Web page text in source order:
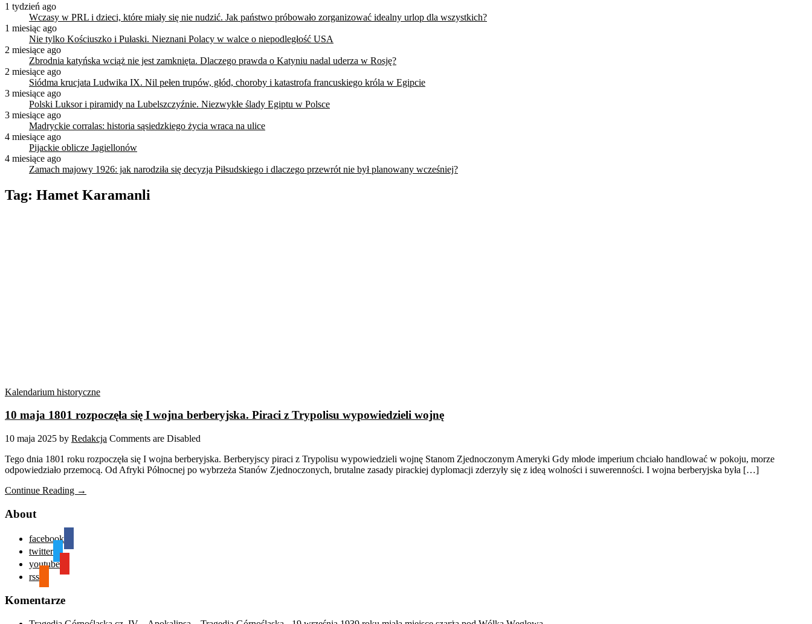
1 tydzień ago
Wczasy w PRL i dzieci, które miały się nie nudzić. Jak państwo próbowało zorganizować idealny urlop dla wszystkich?
1 miesiąc ago
Nie tylko Kościuszko i Pułaski. Nieznani Polacy w walce o niepodległość USA
2 miesiące ago
Zbrodnia katyńska wciąż nie jest zamknięta. Dlaczego prawda o Katyniu nadal uderza w Rosję?
2 miesiące ago
Siódma krucjata Ludwika IX. Nil pełen trupów, głód, choroby i katastrofa francuskiego króla w Egipcie
3 miesiące ago
Polski Luksor i piramidy na Lubelszczyźnie. Niezwykłe ślady Egiptu w Polsce
3 miesiące ago
Madryckie corralas: historia sąsiedzkiego życia wraca na ulice
4 miesiące ago
Pijackie oblicze Jagiellonów
4 miesiące ago
Zamach majowy 1926: jak narodziła się decyzja Piłsudskiego i dlaczego przewrót nie był planowany wcześniej?
Tag: Hamet Karamanli
Kalendarium historyczne
10 maja 1801 rozpoczęła się I wojna berberyjska. Piraci z Trypolisu wypowiedzieli wojnę
10 maja 2025 by Redakcja Comments are Disabled
Tego dnia 1801 roku rozpoczęła się I wojna berberyjska. Berberyjscy piraci z Trypolisu wypowiedzieli wojnę Stanom Zjednoczonym Ameryki Gdy młode imperium chciało handlować w pokoju, morze
odpowiedziało przemocą. Od Afryki Północnej po wybrzeża Stanów Zjednoczonych, brutalne zasady pirackiej dyplomacji zderzyły się z ideą wolności i suwerenności. I wojna berberyjska była […]
Continue Reading →
About
facebook
twitter
youtube
rss
Komentarze